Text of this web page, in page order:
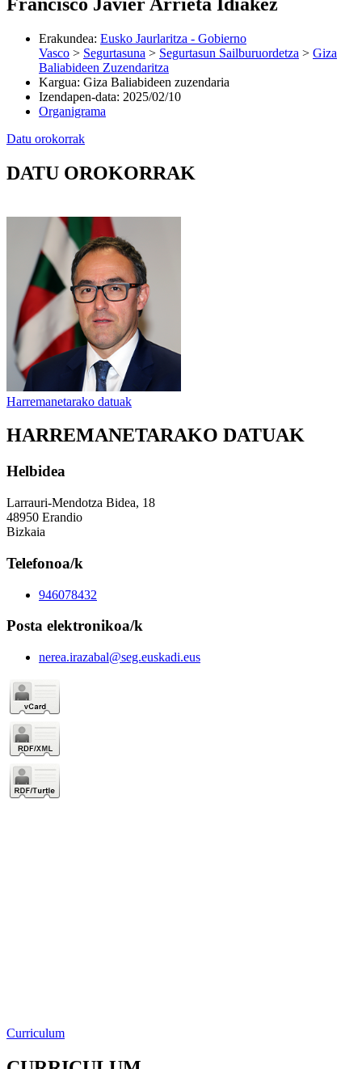
Erakundea: Eusko Jaurlaritza - Gobierno
Vasco > Segurtasuna > Segurtasun Sailburuordetza > Giza
Baliabideen Zuzendaritza
Kargua: Giza Baliabideen zuzendaria
Izendapen-data: 2025/02/10
Organigrama
Datu orokorrak
DATU OROKORRAK
Harremanetarako datuak
HARREMANETARAKO DATUAK
Helbidea
Larrauri-Mendotza Bidea, 18
48950 Erandio
Bizkaia
Telefonoa/k
946078432
Posta elektronikoa/k
nerea.irazabal@seg.euskadi.eus
Curriculum